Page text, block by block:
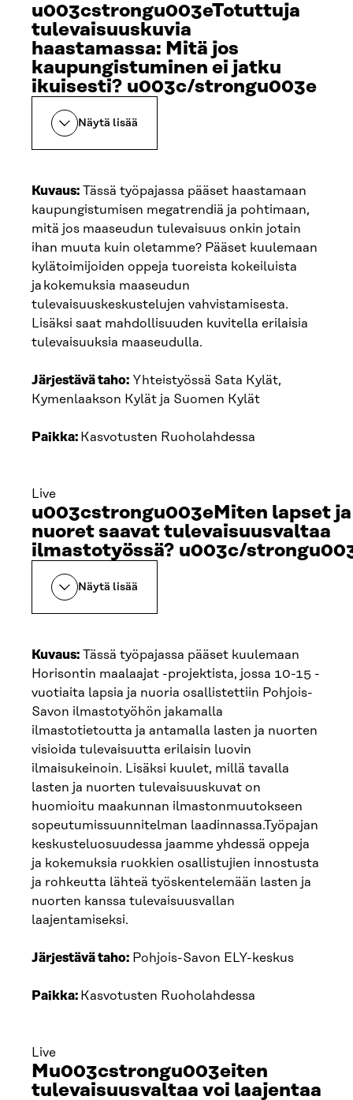
u003cstrongu003eTotuttuja
tulevaisuuskuvia
haastamassa: Mitä jos
kaupungistuminen ei jatku
ikuisesti? u003c/strongu003e
Näytä lisää
Kuvaus: Tässä työpajassa pääset haastamaan
kaupungistumisen megatrendiä ja pohtimaan,
mitä jos maaseudun tulevaisuus onkin jotain
ihan muuta kuin oletamme? Pääset kuulemaan
kylätoimijoiden oppeja tuoreista kokeiluista
ja kokemuksia maaseudun
tulevaisuuskeskustelujen vahvistamisesta.
Lisäksi saat mahdollisuuden kuvitella erilaisia
tulevaisuuksia maaseudulla.
Järjestävä taho: Yhteistyössä Sata Kylät,
Kymenlaakson Kylät ja Suomen Kylät
Paikka: Kasvotusten Ruoholahdessa
Live
u003cstrongu003eMiten lapset ja
nuoret saavat tulevaisuusvaltaa
ilmastotyössä? u003c/
Näytä lisää
Kuvaus: Tässä työpajassa pääset kuulemaan
Horisontin maalaajat -projektista, jossa 10-15 -
vuotiaita lapsia ja nuoria osallistettiin Pohjois-
Savon ilmastotyöhön jakamalla
ilmastotietoutta ja antamalla lasten ja nuorten
visioida tulevaisuutta erilaisin luovin
ilmaisukeinoin. Lisäksi kuulet, millä tavalla
lasten ja nuorten tulevaisuuskuvat on
huomioitu maakunnan ilmastonmuutokseen
sopeutumissuunnitelman laadinnassa.Työpajan
keskusteluosuudessa jaamme yhdessä oppeja
ja kokemuksia ruokkien osallistujien innostusta
ja rohkeutta lähteä työskentelemään lasten ja
nuorten kanssa tulevaisuusvallan
laajentamiseksi.
Järjestävä taho: Pohjois-Savon ELY-keskus
Paikka: Kasvotusten Ruoholahdessa
Live
Mu003cstrongu003eiten
tulevaisuusvaltaa voi laajentaa